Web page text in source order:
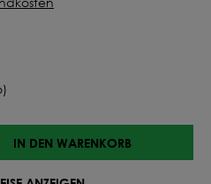
IN DEN WARENKORB